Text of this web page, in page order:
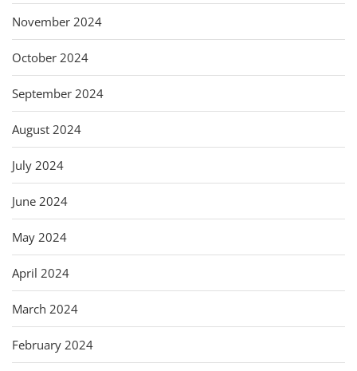
November 2024
October 2024
September 2024
August 2024
July 2024
June 2024
May 2024
April 2024
March 2024
February 2024